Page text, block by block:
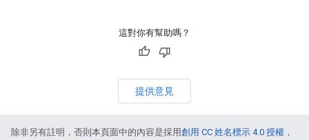
這對你有幫助嗎？
提供意見
除非另有註明，否則本頁面中的內容是採用創用 CC 姓名標示 4.0 授權 ，